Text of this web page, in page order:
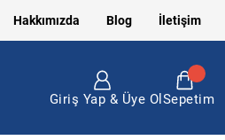
Focus Motor, Fiesta Motor Çeşitleri
Hakkımızda Blog İletişim
Giriş Yap & Üye Ol Sepetim